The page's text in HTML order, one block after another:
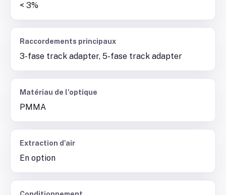
< 3%
Raccordements principaux
3-fase track adapter, 5-fase track adapter
Matériau de l'optique
PMMA
Extraction d'air
En option